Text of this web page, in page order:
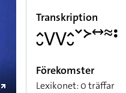
Transkription
􌤵􌤷􌤭􌤭􌤵􌤷􌥧􌦅􌥤􌦇􌥻
Förekomster
Lexikonet: 0 träffar